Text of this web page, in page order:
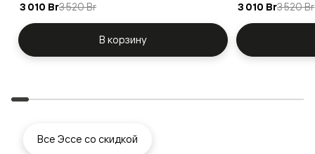
3 010 Br3 520 Br
В корзину
3 010 Br3 520 Br
Все Эссе со скидкой